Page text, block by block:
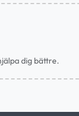
dig bättre.